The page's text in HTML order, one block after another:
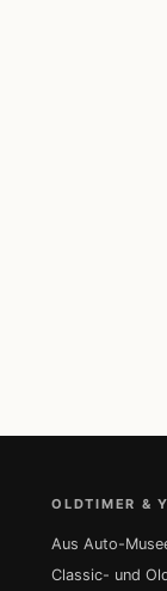
OLDTIMER &
Aus Auto-
Classic- und